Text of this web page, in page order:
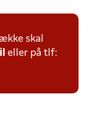
skal
eller på tlf: